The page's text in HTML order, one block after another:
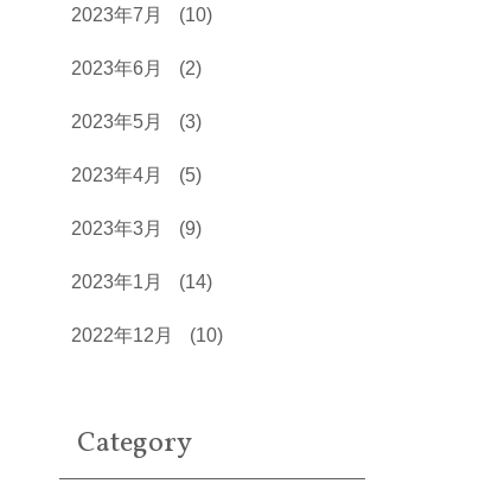
2023年7月 (10)
2023年6月 (2)
2023年5月 (3)
2023年4月 (5)
2023年3月 (9)
2023年1月 (14)
2022年12月 (10)
Category